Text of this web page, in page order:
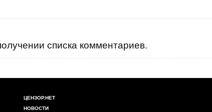
списка комментариев.
ЦЕНЗОР.НЕТ
НОВОСТИ